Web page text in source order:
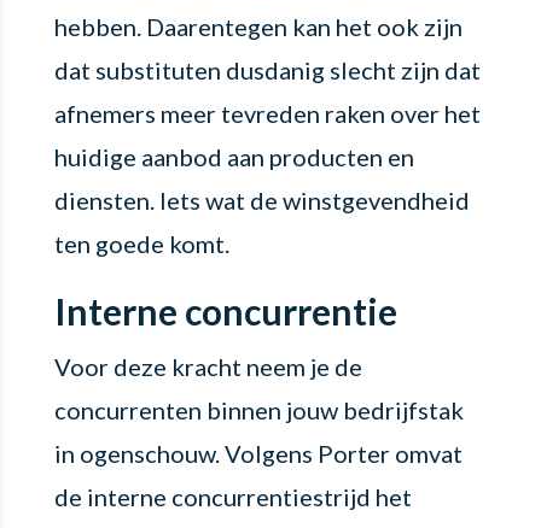
hebben. Daarentegen kan het ook zijn
dat substituten dusdanig slecht zijn dat
afnemers meer tevreden raken over het
huidige aanbod aan producten en
diensten. Iets wat de winstgevendheid
ten goede komt.
Interne concurrentie
Voor deze kracht neem je de
concurrenten binnen jouw bedrijfstak
in ogenschouw. Volgens Porter omvat
de interne concurrentiestrijd het